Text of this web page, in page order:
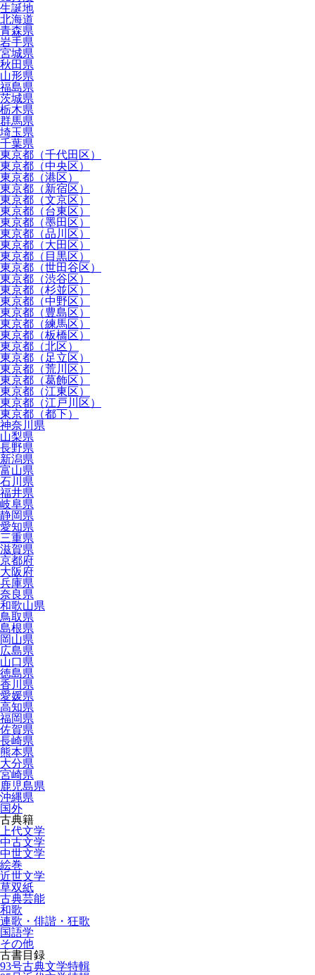
生誕地
北海道
青森県
岩手県
宮城県
秋田県
山形県
福島県
茨城県
栃木県
群馬県
埼玉県
千葉県
東京都（千代田区）
東京都（中央区）
東京都（港区）
東京都（新宿区）
東京都（文京区）
東京都（台東区）
東京都（墨田区）
東京都（品川区）
東京都（大田区）
東京都（目黒区）
東京都（世田谷区）
東京都（渋谷区）
東京都（杉並区）
東京都（中野区）
東京都（豊島区）
東京都（練馬区）
東京都（板橋区）
東京都（北区）
東京都（足立区）
東京都（荒川区）
東京都（葛飾区）
東京都（江東区）
東京都（江戸川区）
東京都（都下）
神奈川県
山梨県
長野県
新潟県
富山県
石川県
福井県
岐阜県
静岡県
愛知県
三重県
滋賀県
京都府
大阪府
兵庫県
奈良県
和歌山県
鳥取県
島根県
岡山県
広島県
山口県
徳島県
香川県
愛媛県
高知県
福岡県
佐賀県
長崎県
熊本県
大分県
宮崎県
鹿児島県
沖縄県
国外
古典籍
上代文学
中古文学
中世文学
絵巻
近世文学
草双紙
古典芸能
和歌
連歌・俳諧・狂歌
国語学
その他
古書目録
93号古典文学特輯